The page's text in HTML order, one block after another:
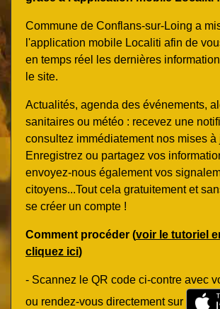
Commune de Conflans-sur-Loing a
l'application mobile Localiti afin de
en temps réel les dernières
le site.
Actualités, agenda des événements,
sanitaires ou météo : recevez une
consultez immédiatement nos mises à
Enregistrez ou partagez vos
envoyez-nous également vos
citoyens...Tout cela gratuitement et
se créer un compte !
Comment procéder (voir le tutoriel
cliquez ici)
- Scannez le QR code ci-contre avec
ou rendez-vous directement sur